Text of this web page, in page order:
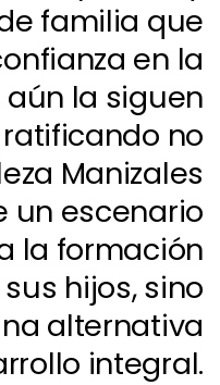
familia que
en la
la siguen
no
Manizales
un escenario
la formación
hijos, sino
alternativa
integral.